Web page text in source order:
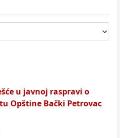
u javnoj raspravi o
Opštine Bački Petrovac